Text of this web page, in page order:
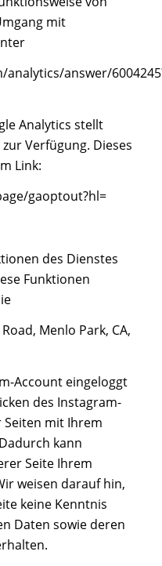
mit
answer/
Analytics stellt
Verfügung. Dieses
Link:
gaoptout?hl=
des Dienstes
Funktionen
Menlo Park, CA,
Account eingeloggt
des Instagram-
mit Ihrem
kann
Seite Ihrem
weisen darauf hin,
keine Kenntnis
Daten sowie deren